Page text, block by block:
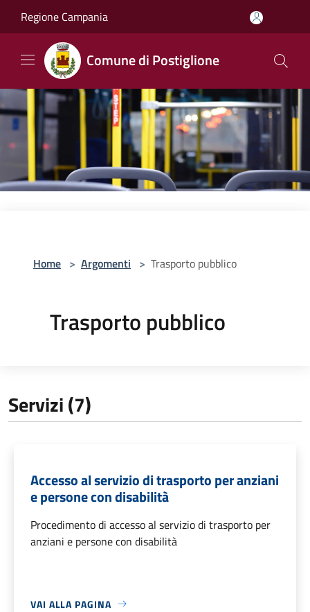
Regione Campania
Comune di Postiglione
Home > Argomenti > Trasporto pubblico
Trasporto pubblico
Servizi (7)
Accesso al servizio di trasporto per anziani
e persone con disabilità
Procedimento di accesso al servizio di trasporto per
anziani e persone con disabilità
VAI ALLA PAGINA